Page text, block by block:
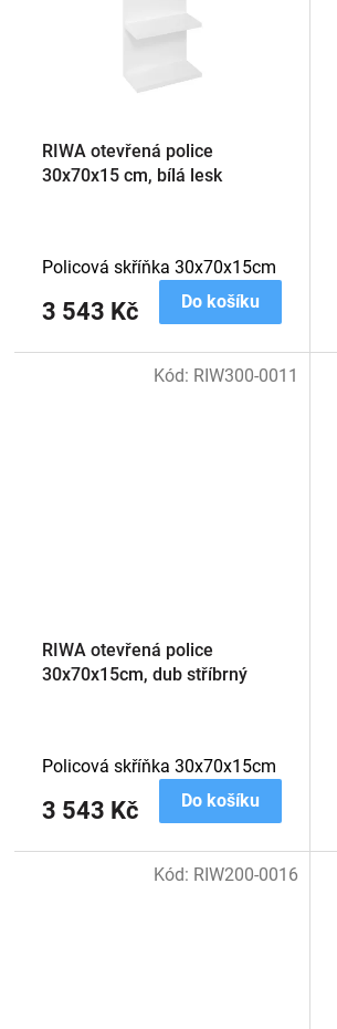
RIWA otevřená police
30x70x15 cm, bílá lesk
3 543 Kč Do košíku
Policová skříňka 30x70x15cm
RIWA otevřená police
30x70x15cm, dub stříbrný
3 543 Kč Do košíku
Policová skříňka 30x70x15cm
Kód: RIW300-0011
Kód: RIW200-0016